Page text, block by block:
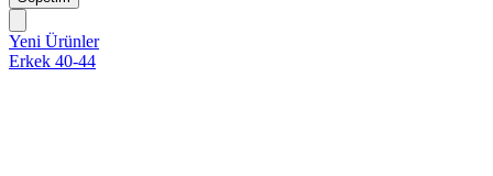
Yeni Ürünler
Erkek 40-44